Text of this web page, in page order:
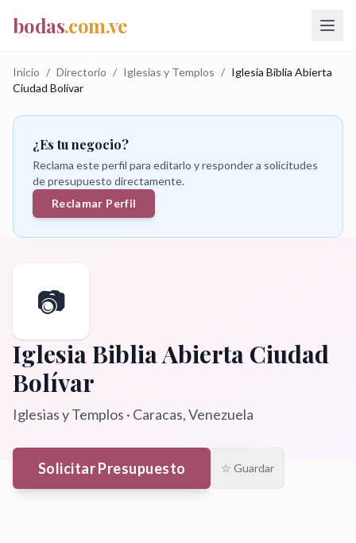
bodas.com.ve
Inicio / Directorio / Iglesias y Templos / Iglesia Biblia Abierta
Ciudad Bolívar
¿Es tu negocio?
Reclama este perfil para editarlo y responder a solicitudes
de presupuesto directamente.
Reclamar Perfil
📷
Iglesia Biblia Abierta Ciudad
Bolívar
Iglesias y Templos · Caracas, Venezuela
Solicitar Presupuesto ☆ Guardar